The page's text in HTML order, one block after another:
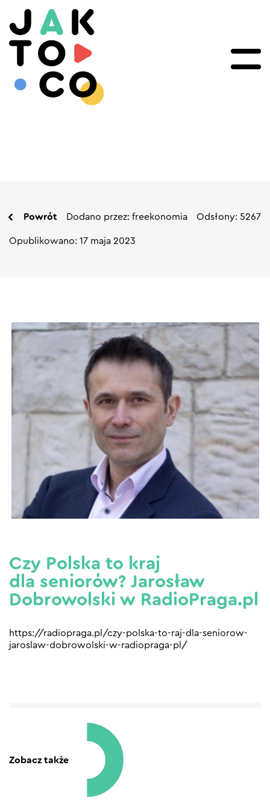
Powrót Dodano przez: freekonomia Odsłony: 5267
Opublikowano: 17 maja 2023
Czy Polska to kraj
dla seniorów? Jarosław
Dobrowolski w RadioPraga.pl
https://radiopraga.pl/czy-polska-to-raj-dla-seniorow-
jaroslaw-dobrowolski-w-radiopraga-pl/
Zobacz także